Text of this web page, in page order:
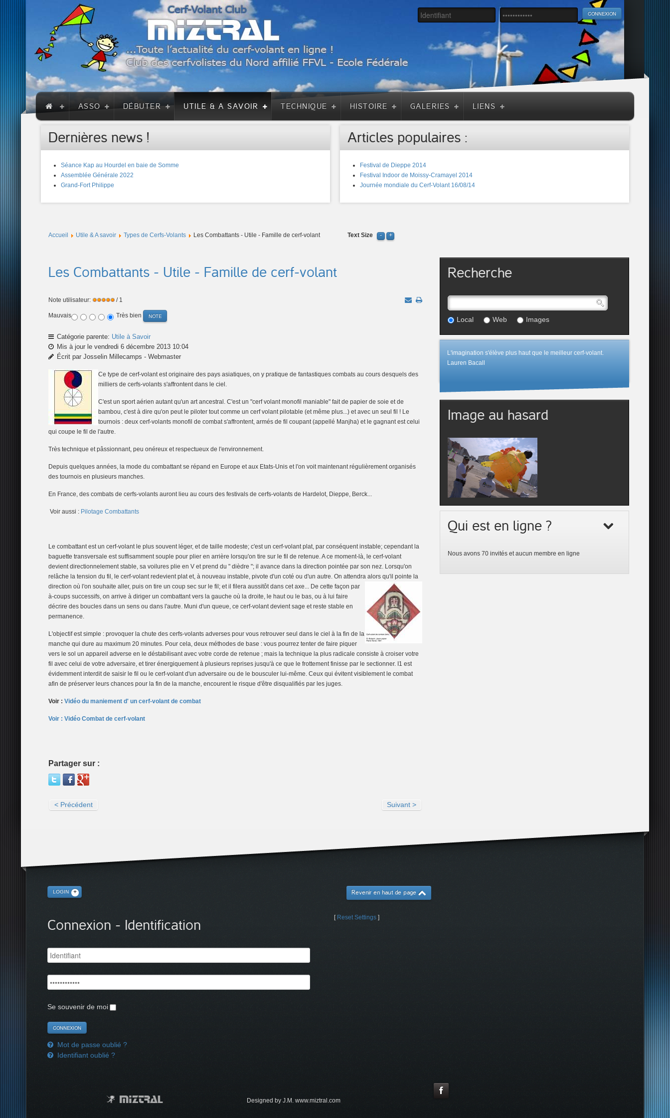
ASSO DÉBUTER UTILE & A SAVOIR TECHNIQUE HISTOIRE GALERIES LIENS
Dernières news !
Séance Kap au Hourdel en baie de Somme
Assemblée Générale 2022
Grand-Fort Philippe
Articles populaires :
Festival de Dieppe 2014
Festival Indoor de Moissy-Cramayel 2014
Journée mondiale du Cerf-Volant 16/08/14
Accueil Utile & A savoir Types de Cerfs-Volants Les Combattants - Utile - Famille de cerf-volant Text Size
Les Combattants - Utile - Famille de cerf-volant
Note utilisateur: / 1
Mauvais Très bien
Catégorie parente: Utile à Savoir
Mis à jour le vendredi 6 décembre 2013 10:04
Écrit par Josselin Millecamps - Webmaster
Ce type de cerf-volant est originaire des pays asiatiques, on y pratique de fantastiques combats au cours desquels des
milliers de cerfs-volants s'affrontent dans le ciel.
C'est un sport aérien autant qu'un art ancestral. C'est un "cerf volant monofil maniable" fait de papier de soie et de
bambou, c'est à dire qu'on peut le piloter tout comme un cerf volant pilotable (et même plus...) et avec un seul fil ! Le
tournois : deux cerf-volants monofil de combat s'affrontent, armés de fil coupant (appellé Manjha) et le gagnant est celui
qui coupe le fil de l'autre.
Très technique et pâssionnant, peu onéreux et respectueux de l'environnement.
Depuis quelques années, la mode du combattant se répand en Europe et aux Etats-Unis et l'on voit maintenant régulièrement organisés
des tournois en plusieurs manches.
En France, des combats de cerfs-volants auront lieu au cours des festivals de cerfs-volants de Hardelot, Dieppe, Berck...
Voir aussi : Pilotage Combattants
Le combattant est un cerf-volant le plus souvent léger, et de taille modeste; c'est un cerf-volant plat, par conséquent instable; cependant la
baguette transversale est suffisamment souple pour plier en arrière lorsqu'on tire sur le fil de retenue. A ce moment-là, le cerf-volant
devient directionnelement stable, sa voilures plie en V et prend du " dièdre "; il avance dans la direction pointée par son nez. Lorsqu'on
relâche la tension du fil, le cerf-volant redevient plat et, à nouveau instable, pivote d'un coté ou d'un autre. On attendra alors qu'il pointe la
direction où l'on souhaite aller, puis on tire un coup sec sur le fil; et il filera aussitôt dans cet axe... De cette façon par
à-coups successifs, on arrive à diriger un combattant vers la gauche où la droite, le haut ou le bas, ou à lui faire
décrire des boucles dans un sens ou dans l'autre. Muni d'un queue, ce cerf-volant devient sage et reste stable en
permanence.
L'objectif est simple : provoquer la chute des cerfs-volants adverses pour vous retrouver seul dans le ciel à la fin de la
manche qui dure au maximum 20 minutes. Pour cela, deux méthodes de base : vous pourrez tenter de faire piquer
vers le sol un appareil adverse en le déstabilisant avec votre corde de retenue ; mais la technique la plus radicale consiste à croiser votre
fil avec celui de votre adversaire, et tirer énergiquement à plusieurs reprises jusqu'à ce que le frottement finisse par le sectionner. I1 est
évidemment interdit de saisir le fil ou le cerf-volant d'un adversaire ou de le bousculer lui-même. Ceux qui évitent visiblement le combat
afin de préserver leurs chances pour la fin de la manche, encourent le risque d'être disqualifiés par les juges.
Voir : Vidéo du maniement d' un cerf-volant de combat
Voir : Vidéo Combat de cerf-volant
Partager sur :
< Précédent Suivant >
Recherche
Local Web Images
L'imagination s'élève plus haut que le meilleur cerf-volant.
Lauren Bacall
Image au hasard
Qui est en ligne ?
Nous avons 70 invités et aucun membre en ligne
LOGIN
Connexion - Identification
Se souvenir de moi
Mot de passe oublié ?
Identifiant oublié ?
Revenir en haut de page
[ Reset Settings ]
Designed by J.M. www.miztral.com